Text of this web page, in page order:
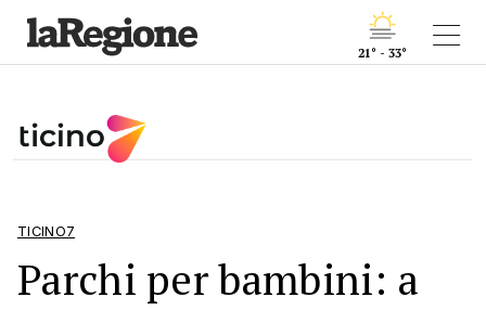
21° - 33°
TICINO7
Parchi per bambini: a